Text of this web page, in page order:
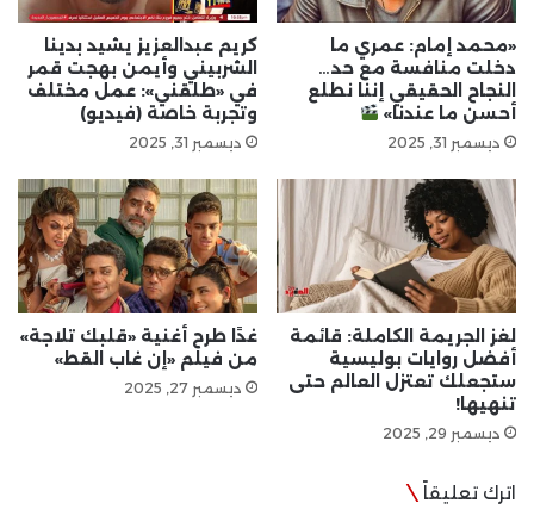
«محمد إمام: عمري ما
دخلت منافسة مع حد…
النجاح الحقيقي إننا نطلع
أحسن ما عندنا»
ديسمبر 31, 2025
كريم عبدالعزيز يشيد بدينا
الشربيني وأيمن بهجت قمر
في «طلقني»: عمل مختلف
وتجربة خاصة (فيديو)
ديسمبر 31, 2025
لغز الجريمة الكاملة: قائمة
أفضل روايات بوليسية
ستجعلك تعتزل العالم حتى
تنهيها!
ديسمبر 29, 2025
غدًا طرح أغنية «قلبك تلاجة»
من فيلم «إن غاب القط»
ديسمبر 27, 2025
اترك تعليقاً